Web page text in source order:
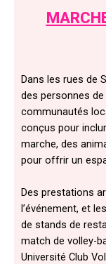
Dans les rues de
des personnes
communautés
conçus pour
marche, des
pour offrir un
Des prestations
l’événement, et
de stands de
match de volley-
Université Club